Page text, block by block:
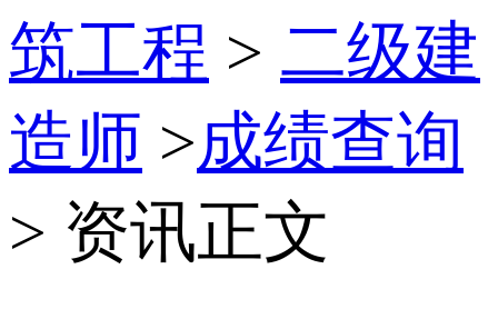
筑工程 > 二级建
造师 >成绩查询
> 资讯正文